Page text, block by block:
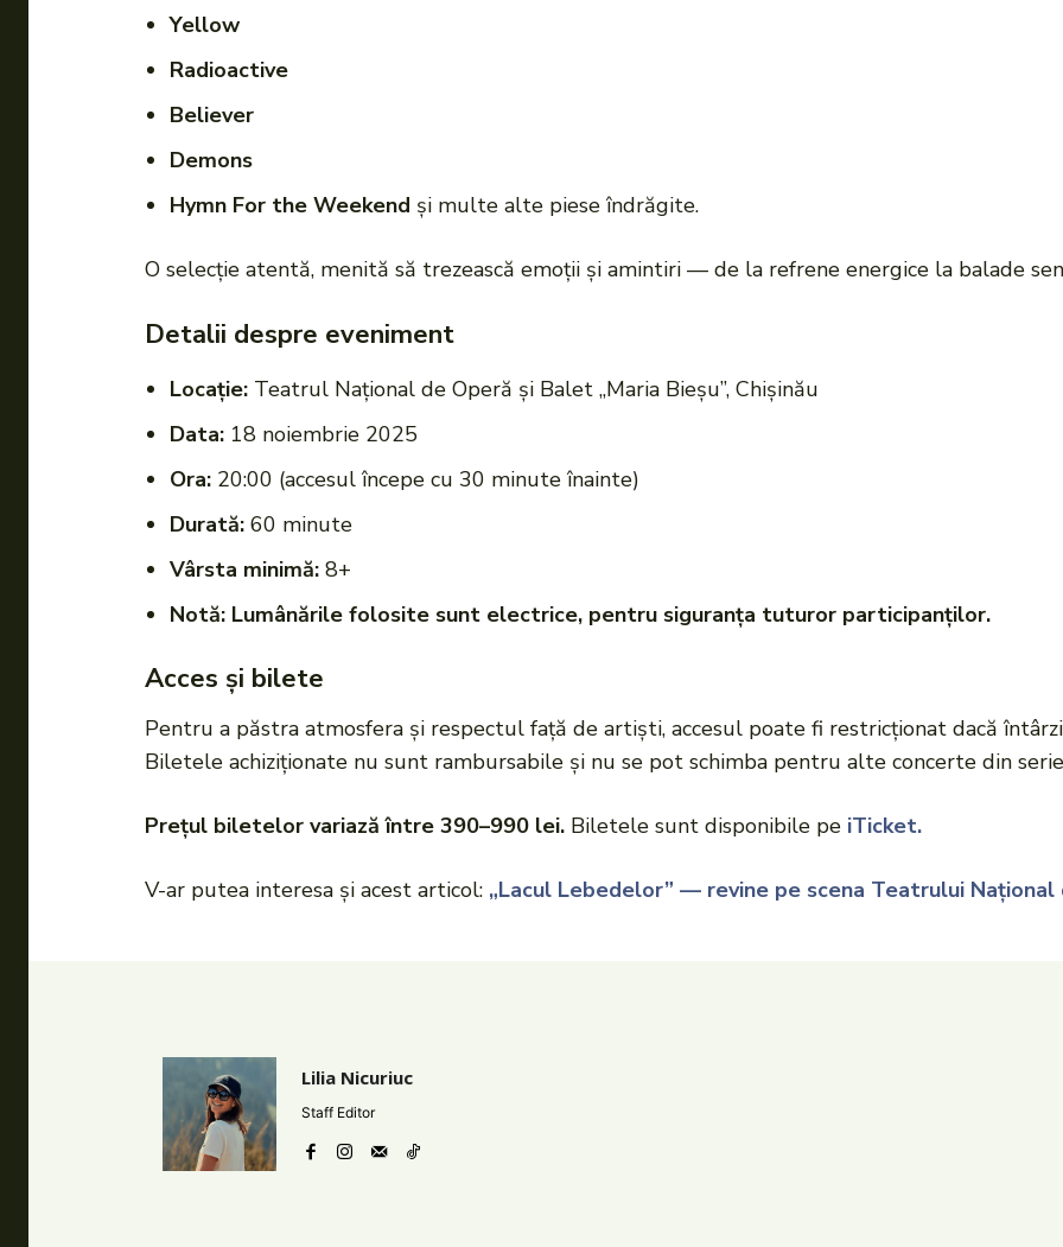
Yellow
Radioactive
Believer
Demons
Hymn For the Weekend și multe alte piese îndrăgite.
O selecție atentă, menită să trezească emoții și amintiri — de la refrene energice la balade
Detalii despre eveniment
Locație: Teatrul Național de Operă și Balet „Maria Bieșu”, Chișinău
Data: 18 noiembrie 2025
Ora: 20:00 (accesul începe cu 30 minute înainte)
Durată: 60 minute
Vârsta minimă: 8+
Notă: Lumânările folosite sunt electrice, pentru siguranța tuturor participanților.
Acces și bilete
Pentru a păstra atmosfera și respectul față de artiști, accesul poate fi restricționat dacă
Biletele achiziționate nu sunt rambursabile și nu se pot schimba pentru alte concerte din
Prețul biletelor variază între 390–990 lei. Biletele sunt disponibile pe iTicket.
V-ar putea interesa și acest articol: „Lacul Lebedelor” — revine pe scena Teatrului
Lilia Nicuriuc
Staff Editor